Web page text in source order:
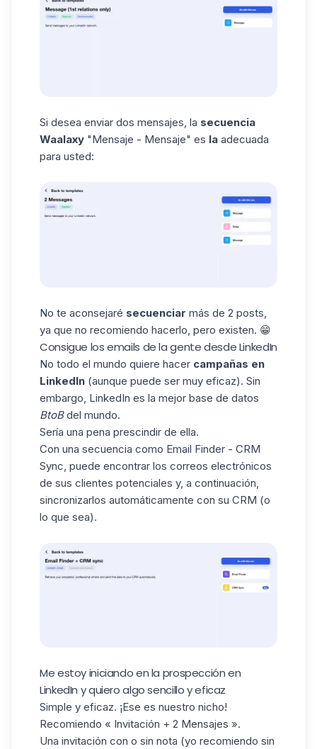
Si desea enviar dos mensajes, la secuencia
Waalaxy "Mensaje - Mensaje" es la adecuada
para usted:
No te aconsejaré secuenciar más de 2 posts,
ya que no recomiendo hacerlo, pero existen. 😁
Consigue los emails de la gente desde LinkedIn
No todo el mundo quiere hacer campañas en
LinkedIn (aunque puede ser muy eficaz). Sin
embargo, LinkedIn es la mejor base de datos
BtoBdel mundo.
Sería una pena prescindir de ella.
Con una secuencia como Email Finder - CRM
Sync, puede encontrar los correos electrónicos
de sus clientes potenciales y, a continuación,
sincronizarlos automáticamente con su CRM (o
lo que sea).
Me estoy iniciando en la prospección en
LinkedIn y quiero algo sencillo y eficaz
Simple y eficaz. ¡Ese es nuestro nicho!
Recomiendo « Invitación + 2 Mensajes ».
Una invitación con o sin nota (yo recomiendo sin